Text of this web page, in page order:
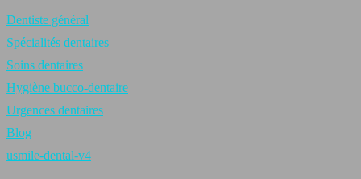
Dentiste général
Spécialités dentaires
Soins dentaires
Hygiène bucco-dentaire
Urgences dentaires
Blog
usmile-dental-v4